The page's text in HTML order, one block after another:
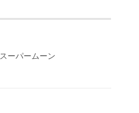
スーパームーン